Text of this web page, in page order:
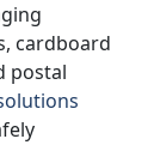
cardboard
postal